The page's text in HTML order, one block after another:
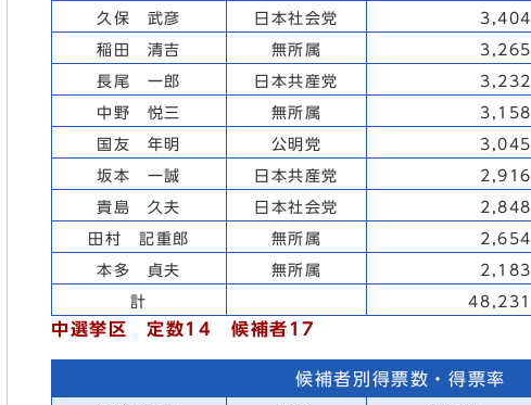
久保 武彦 日本社会党 3,404
稲田 清吉 無所属 3,265
長尾 一郎 日本共産党 3,232
中野 悦三 無所属 3,158
国友 年明 公明党 3,045
坂本 一誠 日本共産党 2,916
貴島 久夫 日本社会党 2,848
田村 記重郎 無所属 2,654
本多 貞夫 無所属 2,183
計 48,231
中選挙区 定数14 候補者17
候補者別得票数・得票率